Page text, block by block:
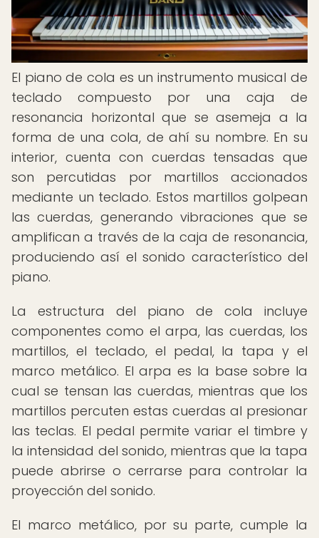
El piano de cola es un instrumento musical de
teclado compuesto por una caja de
resonancia horizontal que se asemeja a la
forma de una cola, de ahí su nombre. En su
interior, cuenta con cuerdas tensadas que
son percutidas por martillos accionados
mediante un teclado. Estos martillos golpean
las cuerdas, generando vibraciones que se
amplifican a través de la caja de resonancia,
produciendo así el sonido característico del
piano.
La estructura del piano de cola incluye
componentes como el arpa, las cuerdas, los
martillos, el teclado, el pedal, la tapa y el
marco metálico. El arpa es la base sobre la
cual se tensan las cuerdas, mientras que los
martillos percuten estas cuerdas al presionar
las teclas. El pedal permite variar el timbre y
la intensidad del sonido, mientras que la tapa
puede abrirse o cerrarse para controlar la
proyección del sonido.
El marco metálico, por su parte, cumple la